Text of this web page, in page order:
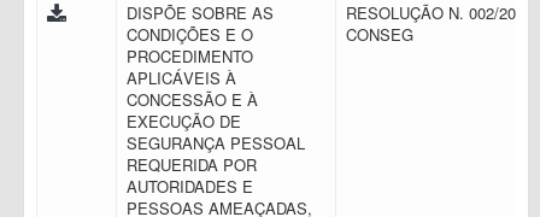
DISPÕE SOBRE AS
CONDIÇÕES E O
PROCEDIMENTO
APLICÁVEIS À
CONCESSÃO E À
EXECUÇÃO DE
SEGURANÇA PESSOAL
REQUERIDA POR
AUTORIDADES E
PESSOAS AMEAÇADAS,
RESOLUÇÃO N. 002/2016
CONSEG